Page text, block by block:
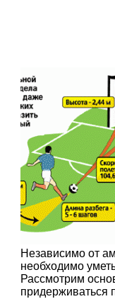
Независимо от
необходимо
Рассмотрим
придерживаться